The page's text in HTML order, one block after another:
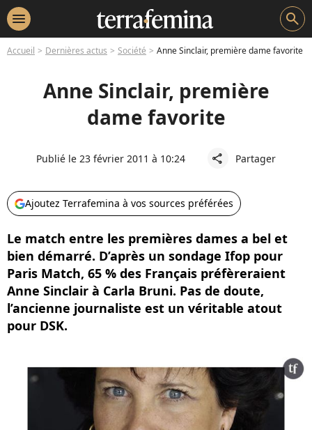
menu search
Accueil Dernières actus Société Anne Sinclair, première dame favorite
Anne Sinclair, première
dame favorite
Publié le 23 février 2011 à 10:24 share Partager
Ajoutez Terrafemina à vos sources préférées
Le match entre les premières dames a bel et
bien démarré. D’après un sondage Ifop pour
Paris Match, 65 % des Français préfèreraient
Anne Sinclair à Carla Bruni. Pas de doute,
l’ancienne journaliste est un véritable atout
pour DSK.